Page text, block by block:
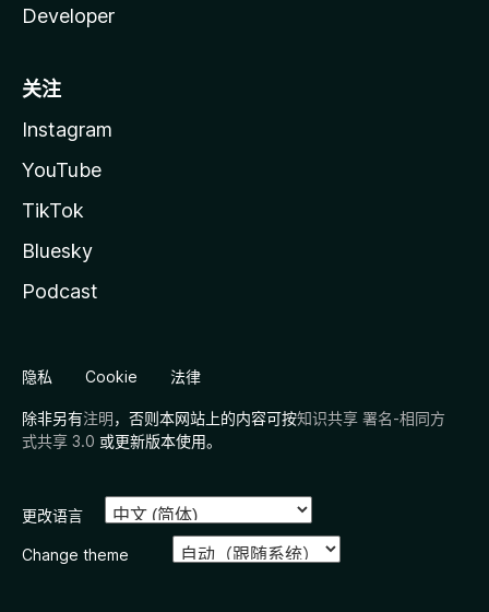
Developer
关注
Instagram
YouTube
TikTok
Bluesky
Podcast
隐私 Cookie 法律
除非另有注明，否则本网站上的内容可按知识共享 署名-相同方
式共享 3.0 或更新版本使用。
更改语言
Change theme